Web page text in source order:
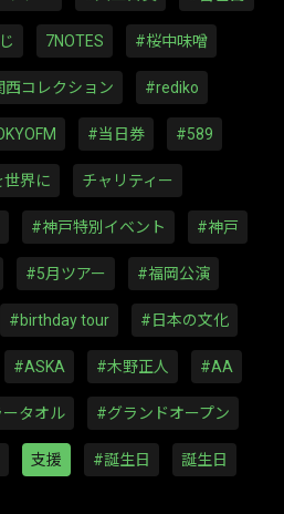
7NOTES #桜中味噌
西コレクション #rediko
#当日券 #589
界に チャリティー
#神戸特別イベント #神戸
#5月ツアー #福岡公演
#birthday tour #日本の文化
#ASKA #木野正人 #AA
タオル #グランドオープン
支援 #誕生日 誕生日